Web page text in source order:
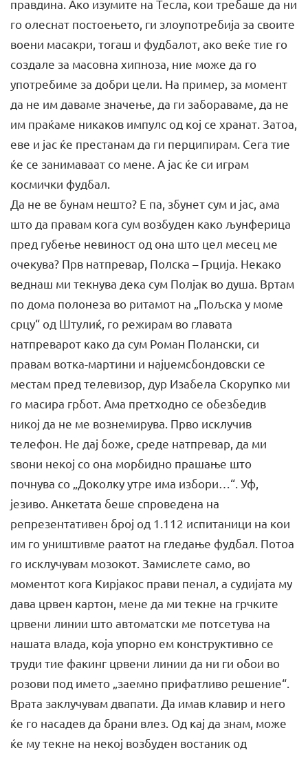
правдина. Ако изумите на Тесла, кои требаше да ни
го олеснат постоењето, ги злоупотребија за своите
воени масакри, тогаш и фудбалот, ако веќе тие го
создале за масовна хипноза, ние може да го
употребиме за добри цели. На пример, за момент
да не им даваме значење, да ги забораваме, да не
им праќаме никаков импулс од кој се хранат. Затоа,
еве и јас ќе престанам да ги перципирам. Сега тие
ќе се занимаваат со мене. А јас ќе си играм
космички фудбал.
Да не ве бунам нешто? Е па, збунет сум и јас, ама
што да правам кога сум возбуден како љунферица
пред губење невиност од она што цел месец ме
очекува? Прв натпревар, Полска – Грција. Некако
веднаш ми текнува дека сум Полјак во душа. Вртам
по дома полонеза во ритамот на „Пољска у моме
срцу“ од Штулиќ, го режирам во главата
натпреварот како да сум Роман Полански, си
правам вотка-мартини и најџемсбондовски се
местам пред телевизор, дур Изабела Скорупко ми
го масира грбот. Ама претходно се обезбедив
никој да не ме вознемирува. Прво исклучив
телефон. Не дај боже, среде натпревар, да ми
ѕвони некој со она морбидно прашање што
почнува со „Доколку утре има избори…“. Уф,
језиво. Анкетата беше спроведена на
репрезентативен број од 1.112 испитаници на кои
им го уништивме раатот на гледање фудбал. Потоа
го исклучувам мозокот. Замислете само, во
моментот кога Кирјакос прави пенал, а судијата му
дава црвен картон, мене да ми текне на грчките
црвени линии што автоматски ме потсетува на
нашата влада, која упорно ем конструктивно се
труди тие факинг црвени линии да ни ги обои во
розови под името „заемно прифатливо решение“.
Врата заклучувам двапати. Да имав клавир и него
ќе го насадев да брани влез. Од кај да знам, може
ќе му текне на некој возбуден востаник од